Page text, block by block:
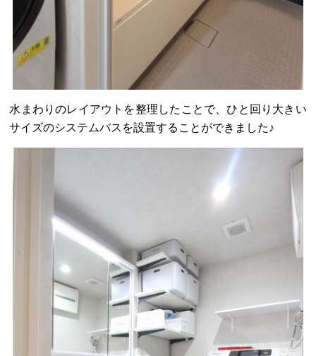
水まわりのレイアウトを整理したことで、ひと回り大きい
サイズのシステムバスを設置することができました♪